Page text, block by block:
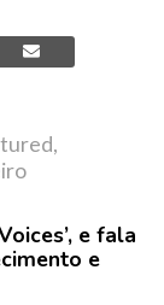
,
e fala
e